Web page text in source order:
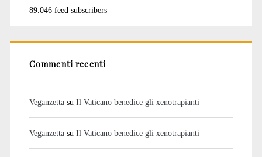
89.046 feed subscribers
Commenti recenti
Veganzettasu Il Vaticano benedice gli xenotrapianti
Veganzettasu Il Vaticano benedice gli xenotrapianti